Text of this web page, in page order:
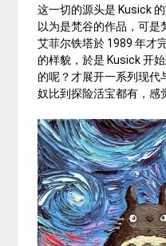
这一切的源头是 Kusick
以为是梵谷的作品，可是
艾菲尔铁塔於 1989 年才
的样貌，於是 Kusick 开
的呢？才展开一系列现代
奴比到探险活宝都有，感